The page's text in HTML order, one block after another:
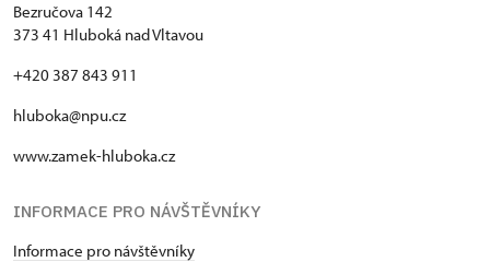
Bezručova 142
373 41 Hluboká nad Vltavou
+420 387 843 911
hluboka@npu.cz
www.zamek-hluboka.cz
INFORMACE PRO NÁVŠTĚVNÍKY
Informace pro návštěvníky